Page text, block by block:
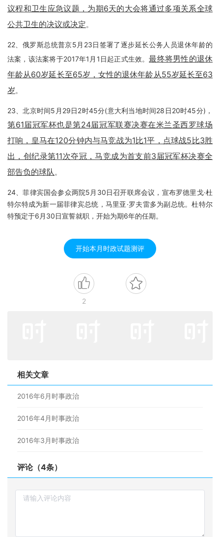
议程和卫生应急议题，为期6天的大会将通过多项关系全球
公共卫生的决议或决定。
22、俄罗斯总统普京5月23日签署了逐步延长公务人员退休年龄的
法案，该法案将于2017年1月1日起正式生效。最终将男性的退休
年龄从60岁延长至65岁，女性的退休年龄从55岁延长至63
岁。
23、北京时间5月29日2时45分(意大利当地时间28日20时45分)，
第61届冠军杯也是第24届冠军联赛决赛在米兰圣西罗球场
打响，皇马在120分钟内与马竞战为1比1平，点球战5比3胜
出，创纪录第11次夺冠，马竞成为首支前3届冠军杯决赛全
部告负的球队。
24、菲律宾国会参众两院5月30日召开联席会议，宣布罗德里戈·杜
特尔特成为新一届菲律宾总统，马里亚·罗夫雷多为副总统。杜特尔
特预定于6月30日宣誓就职，开始为期6年的任期。
开始本月时政试题测评
2
相关文章
2016年6月时事政治
2016年4月时事政治
2016年3月时事政治
评论（4条）